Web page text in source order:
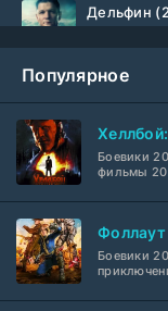
Дельфин
Шугар
Укрытие
1-3 сезон
Популярное
Боевики
фильмы
2024 /
высоким
Крутые
Боевики
смотреть